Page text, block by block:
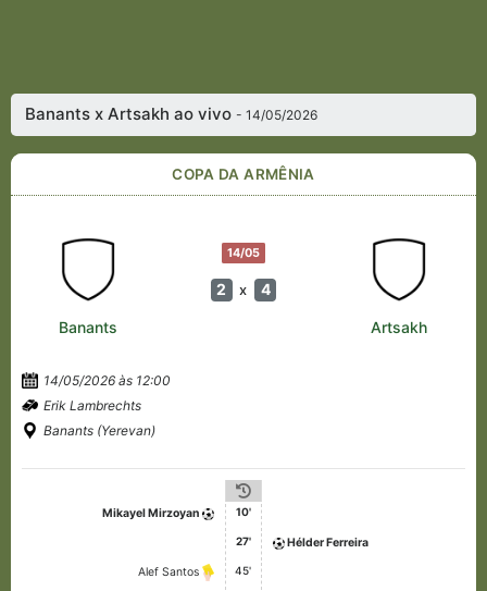
Banants x Artsakh ao vivo- 14/05/2026
COPA DA ARMÊNIA
14/05
2 x 4
Banants Artsakh
14/05/2026 às 12:00
Erik Lambrechts
Banants (Yerevan)
Mikayel Mirzoyan 10'
27' Hélder Ferreira
Alef Santos 45'